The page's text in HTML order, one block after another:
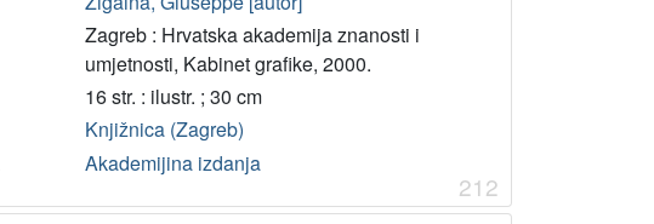
Zagreb : Hrvatska akademija znanosti i
umjetnosti, Kabinet grafike, 2000.
16 str. : ilustr. ; 30 cm
Knjižnica (Zagreb)
Akademijina izdanja
212